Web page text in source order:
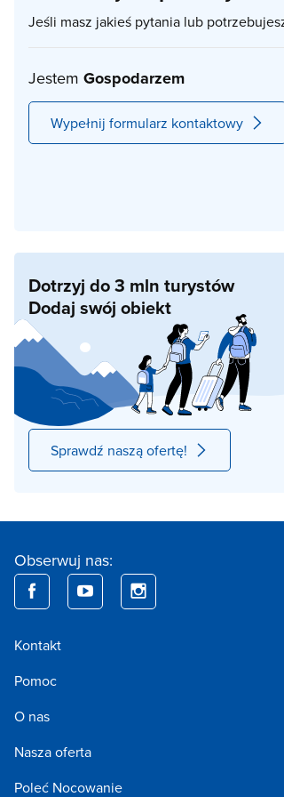
Jeśli masz jakieś pytania lub
Jestem Gospodarzem
Wypełnij formularz kontaktowy
Dotrzyj do 3 mln turystów
Dodaj swój obiekt
Sprawdź naszą ofertę!
Obserwuj nas:
Kontakt
Pomoc
O nas
Nasza oferta
Poleć Nocowanie